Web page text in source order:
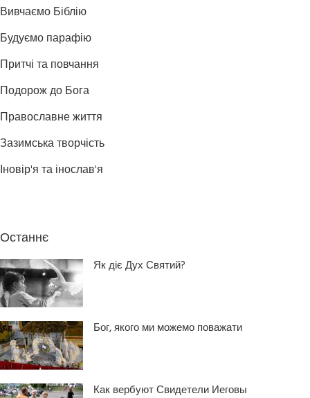
Вивчаємо Біблію
Будуємо парафію
Притчі та повчання
Подорож до Бога
Православне життя
Зазимська творчість
Іновір'я та інослав'я
Останнє
Як діє Дух Святий?
Бог, якого ми можемо поважати
Как вербуют Свидетели Иеговы